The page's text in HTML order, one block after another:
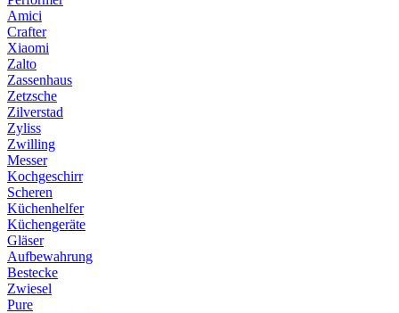
Amici
Crafter
Xiaomi
Zalto
Zassenhaus
Zetzsche
Zilverstad
Zyliss
Zwilling
Messer
Kochgeschirr
Scheren
Küchenhelfer
Küchengeräte
Gläser
Aufbewahrung
Bestecke
Zwiesel
Pure